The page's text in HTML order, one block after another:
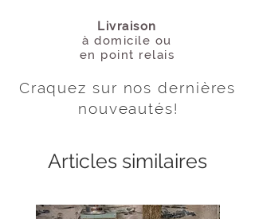
Livraison
à domicile ou
en point relais
Craquez sur nos dernières
nouveautés!
Articles similaires